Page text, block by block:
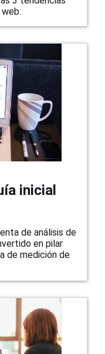
inicial
de análisis de
en pilar
de medición de